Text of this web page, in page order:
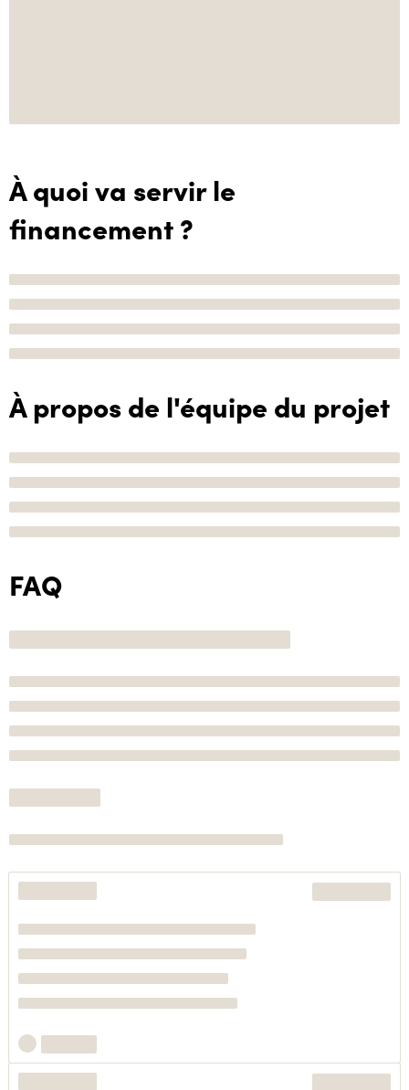
À quoi va servir le
financement ?
À propos de l'équipe du projet
FAQ